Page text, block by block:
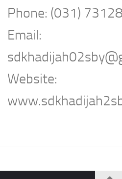
Phone: (031)
Email:
Website: